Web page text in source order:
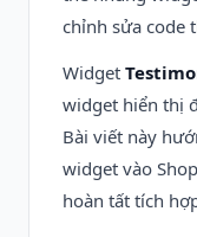
chỉnh sửa code
Widget
widget hiển thị
Bài viết này
widget vào
hoàn tất tích